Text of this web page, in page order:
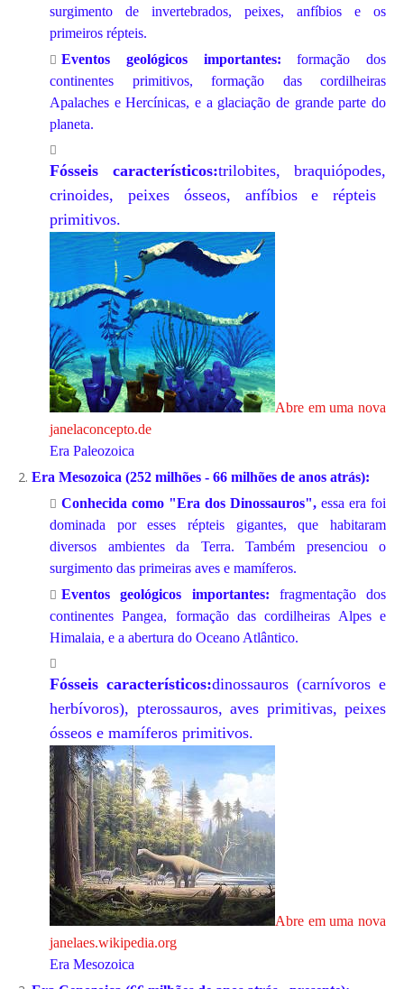
surgimento de invertebrados, peixes, anfíbios e os
primeiros répteis.
Eventos geológicos importantes: formação dos
continentes primitivos, formação das cordilheiras
Apalaches e Hercínicas, e a glaciação de grande parte do
planeta.
Fósseis característicos:trilobites, braquiópodes,
crinoides, peixes ósseos, anfíbios e répteis
primitivos.
Abre em uma nova
janelaconcepto.de
Era Paleozoica
Era Mesozoica (252 milhões - 66 milhões de anos atrás):
Conhecida como "Era dos Dinossauros", essa era foi
dominada por esses répteis gigantes, que habitaram
diversos ambientes da Terra. Também presenciou o
surgimento das primeiras aves e mamíferos.
Eventos geológicos importantes: fragmentação dos
continentes Pangea, formação das cordilheiras Alpes e
Himalaia, e a abertura do Oceano Atlântico.
Fósseis característicos:dinossauros (carnívoros e
herbívoros), pterossauros, aves primitivas, peixes
ósseos e mamíferos primitivos.
Abre em uma nova
janelaes.wikipedia.org
Era Mesozoica